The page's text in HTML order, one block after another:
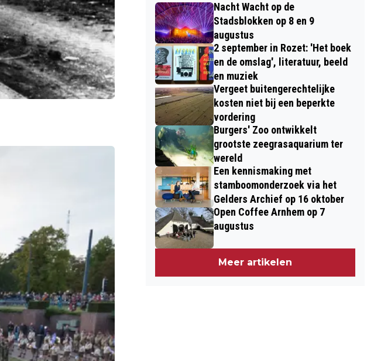
Nacht Wacht op de
Stadsblokken op 8 en 9
augustus
2 september in Rozet: 'Het boek
en de omslag', literatuur, beeld
en muziek
Vergeet buitengerechtelijke
kosten niet bij een beperkte
vordering
Burgers' Zoo ontwikkelt
grootste zeegrasaquarium ter
wereld
Een kennismaking met
stamboomonderzoek via het
Gelders Archief op 16 oktober
Open Coffee Arnhem op 7
augustus
Meer artikelen